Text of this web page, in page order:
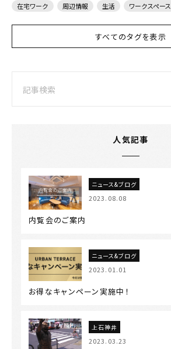
在宅ワーク
周辺情報 生活 ワークスペース
すべてのタグを表示
人気記事
ニュース&ブログ
2023.08.08
内覧会のご案内
ニュース&ブログ
2023.01.01
お得なキャンペーン実施中！
上石神井
2023.03.23